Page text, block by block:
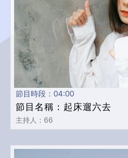
節目時段：04:00
節目名稱：起床遛六去
主持人：66